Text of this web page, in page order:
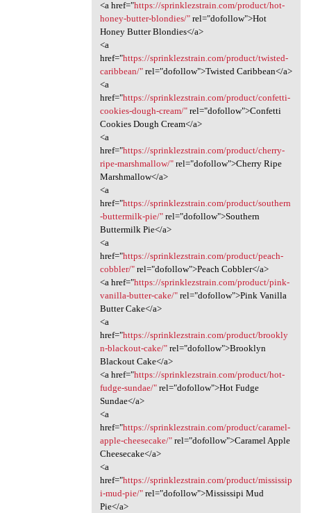
<a href="https://sprinklezstrain.com/product/hot-
honey-butter-blondies/"rel="dofollow">Hot
Honey Butter Blondies</a>
<a
href="https://sprinklezstrain.com/product/twisted-
caribbean/"rel="dofollow">Twisted Caribbean</a>
<a
href="https://sprinklezstrain.com/product/confetti-
cookies-dough-cream/"rel="dofollow">Confetti
Cookies Dough Cream</a>
<a
href="https://sprinklezstrain.com/product/cherry-
ripe-marshmallow/"rel="dofollow">Cherry Ripe
Marshmallow</a>
<a
href="https://sprinklezstrain.com/product/southern
-buttermilk-pie/"rel="dofollow">Southern
Buttermilk Pie</a>
<a
href="https://sprinklezstrain.com/product/peach-
cobbler/"rel="dofollow">Peach Cobbler</a>
<a href="https://sprinklezstrain.com/product/pink-
vanilla-butter-cake/"rel="dofollow">Pink Vanilla
Butter Cake</a>
<a
href="https://sprinklezstrain.com/product/brookly
n-blackout-cake/"rel="dofollow">Brooklyn
Blackout Cake</a>
<a href="https://sprinklezstrain.com/product/hot-
fudge-sundae/"rel="dofollow">Hot Fudge
Sundae</a>
<a
href="https://sprinklezstrain.com/product/caramel-
apple-cheesecake/"rel="dofollow">Caramel Apple
Cheesecake</a>
<a
href="https://sprinklezstrain.com/product/mississip
i-mud-pie/"rel="dofollow">Mississipi Mud
Pie</a>